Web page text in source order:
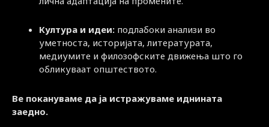
Култура и идеи: подлабоки анализи во
уметноста, историјата, литературата,
медиумите и филозофските движења што го
обликуваат општеството.
Ве покануваме да ја истражуваме иднината
заедно.